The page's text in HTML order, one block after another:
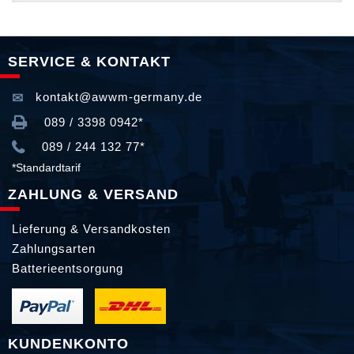
SERVICE & KONTAKT
kontakt@awwm-germany.de
089 / 3398 0942*
089 / 244 132 77*
*Standardtarif
ZAHLUNG & VERSAND
Lieferung & Versandkosten
Zahlungsarten
Batterieentsorgung
KUNDENKONTO